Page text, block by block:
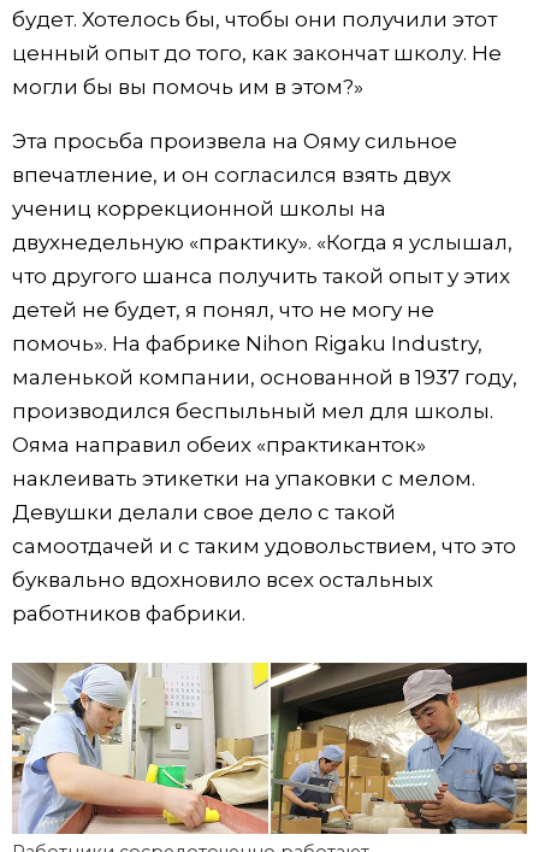
будет. Хотелось бы, чтобы они получили этот
ценный опыт до того, как закончат школу. Не
могли бы вы помочь им в этом?»
Эта просьба произвела на Ояму сильное
впечатление, и он согласился взять двух
учениц коррекционной школы на
двухнедельную «практику». «Когда я услышал,
что другого шанса получить такой опыт у этих
детей не будет, я понял, что не могу не
помочь». На фабрике Nihon Rigaku Industry,
маленькой компании, основанной в 1937 году,
производился беспыльный мел для школы.
Ояма направил обеих «практиканток»
наклеивать этикетки на упаковки с мелом.
Девушки делали свое дело с такой
самоотдачей и с таким удовольствием, что это
буквально вдохновило всех остальных
работников фабрики.